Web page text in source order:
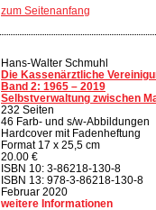
zum Seitenanfang
Hans-Walter Schmuhl
Die Kassenärztliche
Band 2: 1965 – 2019
Selbstverwaltung zwischen
232 Seiten
46 Farb- und s/w-Abbildungen
Hardcover mit Fadenheftung
Format 17 x 25,5 cm
20.00 €
ISBN 10: 3-86218-130-8
ISBN 13: 978-3-86218-130-8
Februar 2020
weitere Informationen